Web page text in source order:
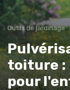
Outils de jardinage
toiture :
pour